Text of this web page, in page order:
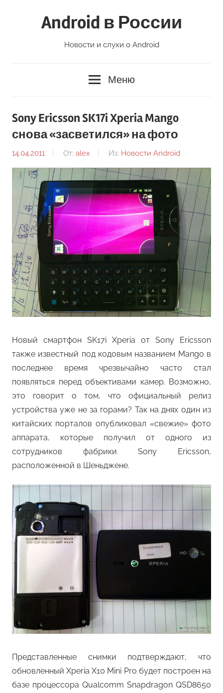
Android в России
Новости и слухи о Android
Меню
Sony Ericsson SK17i Xperia Mango
снова «засветился» на фото
14.04.2011 От: alex Из: Новости Android
Новый смартфон SK17i Xperia от Sony Ericsson
также известный под кодовым названием Mango в
последнее время чрезвычайно часто стал
появляться перед объективами камер. Возможно,
это говорит о том, что официальный релиз
устройства уже не за горами? Так на днях один из
китайских порталов опубликовал «свежие» фото
аппарата, которые получил от одного из
сотрудников фабрики Sony Ericsson,
расположенной в Шеньджене.
Представленные снимки подтверждают, что
обновленный Xperia X10 Mini Pro будет построен на
базе процессора Qualcomm Snapdragon QSD8650